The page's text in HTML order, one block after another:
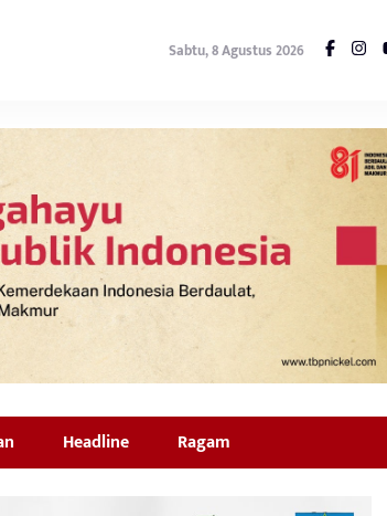
Sabtu, 8 Agustus 2026
Headline Ragam